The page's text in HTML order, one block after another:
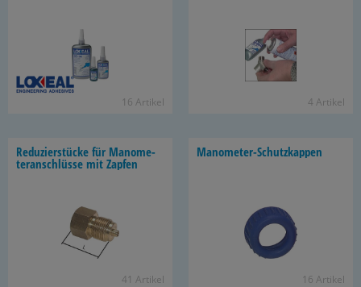
16 Ar­ti­kel 4 Ar­ti­kel
Re­du­zier­stü­cke für Ma­no­me­
ter­an­schlüs­se mit Zap­fen
41 Ar­ti­kel
Manometer-​Schutzkappen
16 Ar­ti­kel